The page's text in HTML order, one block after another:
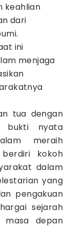
keahlian
dari
ini
menjaga
tua dengan
bukti nyata
meraih
kokoh
dalam
yang
pengakuan
sejarah
masa depan